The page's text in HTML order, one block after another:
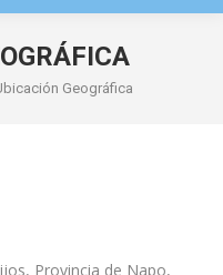
Geográfica
Provincia de Napo,